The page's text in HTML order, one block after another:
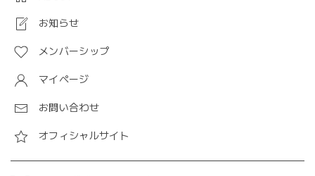
お知らせ
メンバーシップ
マイページ
お問い合わせ
オフィシャルサイト